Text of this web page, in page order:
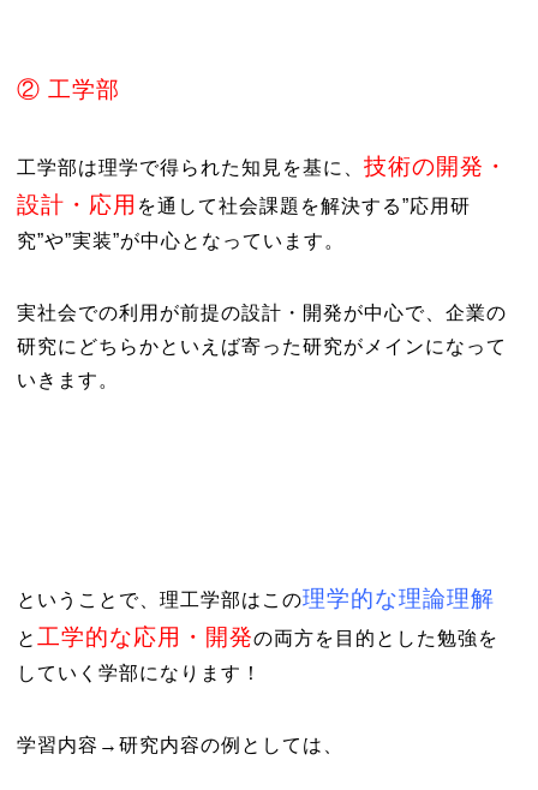
② 工学部
工学部は理学で得られた知見を基に、 技術の開発・
設計・応用 を通して社会課題を解決する”応用研
究”や”実装”が中心となっています。
実社会での利用が前提の設計・開発が中心で、企業の
研究にどちらかといえば寄った研究がメインになって
いきます。
ということで、理工学部はこの理学的な理論理解
と 工学的な応用・開発の両方を目的とした勉強を
していく学部になります！
学習内容→研究内容の例としては、